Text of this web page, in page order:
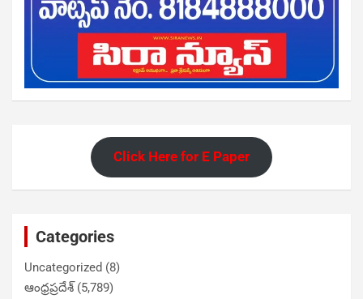
Click Here for E Paper
Categories
Uncategorized (8)
ఆంధ్రప్రదేశ్(5,789)